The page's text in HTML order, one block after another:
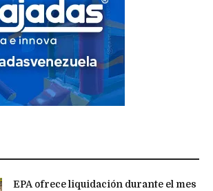
EPA ofrece liquidación durante el mes